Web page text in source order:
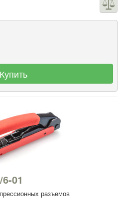
Купить
01
разъемов